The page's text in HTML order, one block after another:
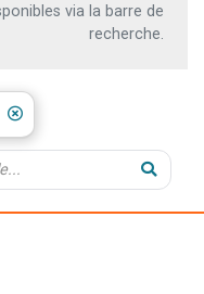
via la barre de
recherche.